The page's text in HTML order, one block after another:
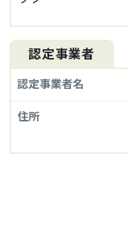
認定事業者
認定事業者名
住所